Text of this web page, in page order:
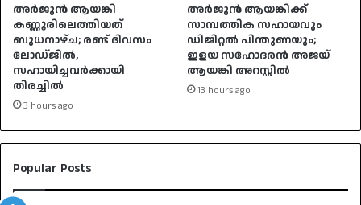
അർജുൻ ആയങ്കി
കണ്ണൂരിലെത്തിയത്
ബുധനാഴ്ച; രണ്ട് ദിവസം
ലോഡ്ജിൽ,
സഹായിച്ചവർക്കായി
തിരച്ചിൽ
3 hours ago
അർജുൻ ആയങ്കിക്ക്
സാമ്പത്തിക സഹായവും
ഡിജിറ്റൽ പിന്തുണയും;
ഇളയ സഹോദരൻ അജയ്
ആയങ്കി അറസ്റ്റിൽ
13 hours ago
Popular Posts